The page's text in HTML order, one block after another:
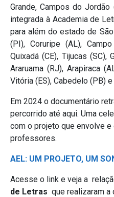
Grande, Campos do
integrada à Academia de
para além do estado de
(PI), Coruripe (AL),
Quixadá (CE), Tijucas (SC),
Araruama (RJ), Arapiraca
Vitória (ES), Cabedelo (PB)
Em 2024 o documentário
percorrido até aqui. Uma
com o projeto que envolve
professores.
AEL: UM PROJETO, UM
Acesse o link e veja a
de Letras que realizaram a